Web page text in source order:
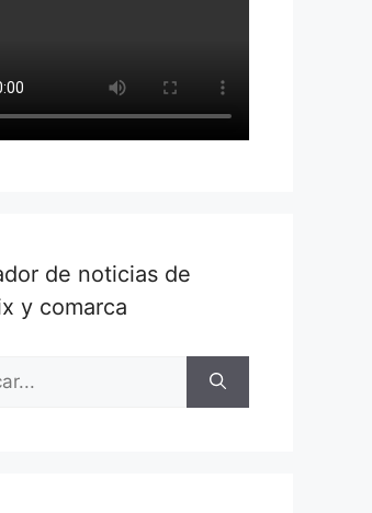
de noticias de
y comarca